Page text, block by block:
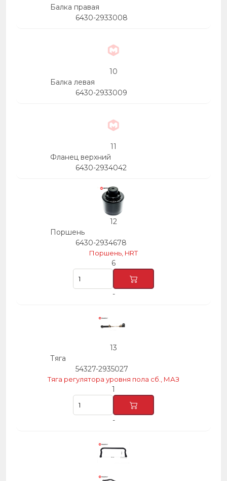
Балка правая
6430-2933008
10
Балка левая
6430-2933009
11
Фланец верхний
6430-2934042
12
Поршень
6430-2934678
Поршень, HRT
6
-
13
Тяга
54327-2935027
Тяга регулятора уровня пола сб., МАЗ
1
-